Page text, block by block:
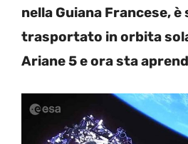
nella Guiana Francese,
trasportato in orbita
Ariane 5 e ora sta